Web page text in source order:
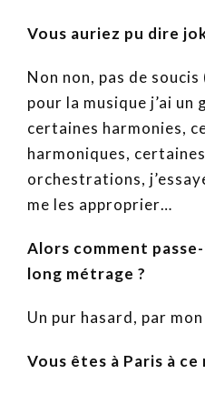
Vous auriez pu dire
Non non, pas de
pour la musique j’ai
certaines harmonies,
harmoniques,
orchestrations,
me les approprier…
Alors comment
long métrage ?
Un pur hasard, par
Vous êtes à Paris à